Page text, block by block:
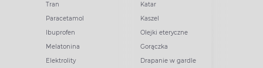
Tran
Paracetamol
Ibuprofen
Melatonina
Elektrolity
Katar
Kaszel
Olejki eteryczne
Gorączka
Drapanie w gardle